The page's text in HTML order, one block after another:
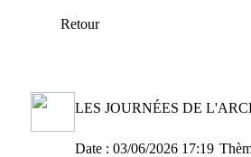
Retour
LES JOURNÉES DE
Date : 03/06/2026 17:19